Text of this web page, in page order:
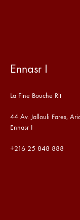
Ennasr I
La Fine Bouche Rit
44 Av. Jallouli Fares,
Ennasr I
+216 25 848 888